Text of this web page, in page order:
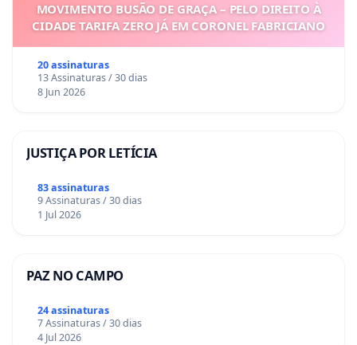
MOVIMENTO BUSÃO DE GRAÇA – PELO DIREITO À
CIDADE TARIFA ZERO JÁ EM CORONEL FABRICIANO
20 assinaturas
13 Assinaturas / 30 dias
8 Jun 2026
JUSTIÇA POR LETÍCIA
83 assinaturas
9 Assinaturas / 30 dias
1 Jul 2026
PAZ NO CAMPO
24 assinaturas
7 Assinaturas / 30 dias
4 Jul 2026